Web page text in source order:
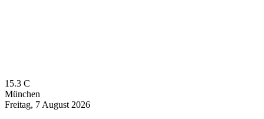
15.3 C
München
Freitag, 7 August 2026